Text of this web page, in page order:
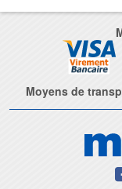
Moyens de